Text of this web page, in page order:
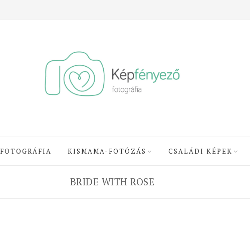
KISMAMA-FOTÓZÁS CSALÁDI KÉPEK
BRIDE WITH ROSE